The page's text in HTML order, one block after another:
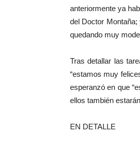
anteriormente ya
del Doctor Montaña;
quedando muy
Tras detallar las
“estamos muy
esperanzó en que
ellos también
EN DETALLE